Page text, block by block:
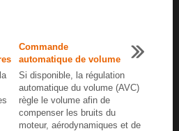
Commande
automatique de volume
Si disponible, la régulation
automatique du volume (AVC)
règle le volume afin de
compenser les bruits du
moteur, aérodynamiques et de